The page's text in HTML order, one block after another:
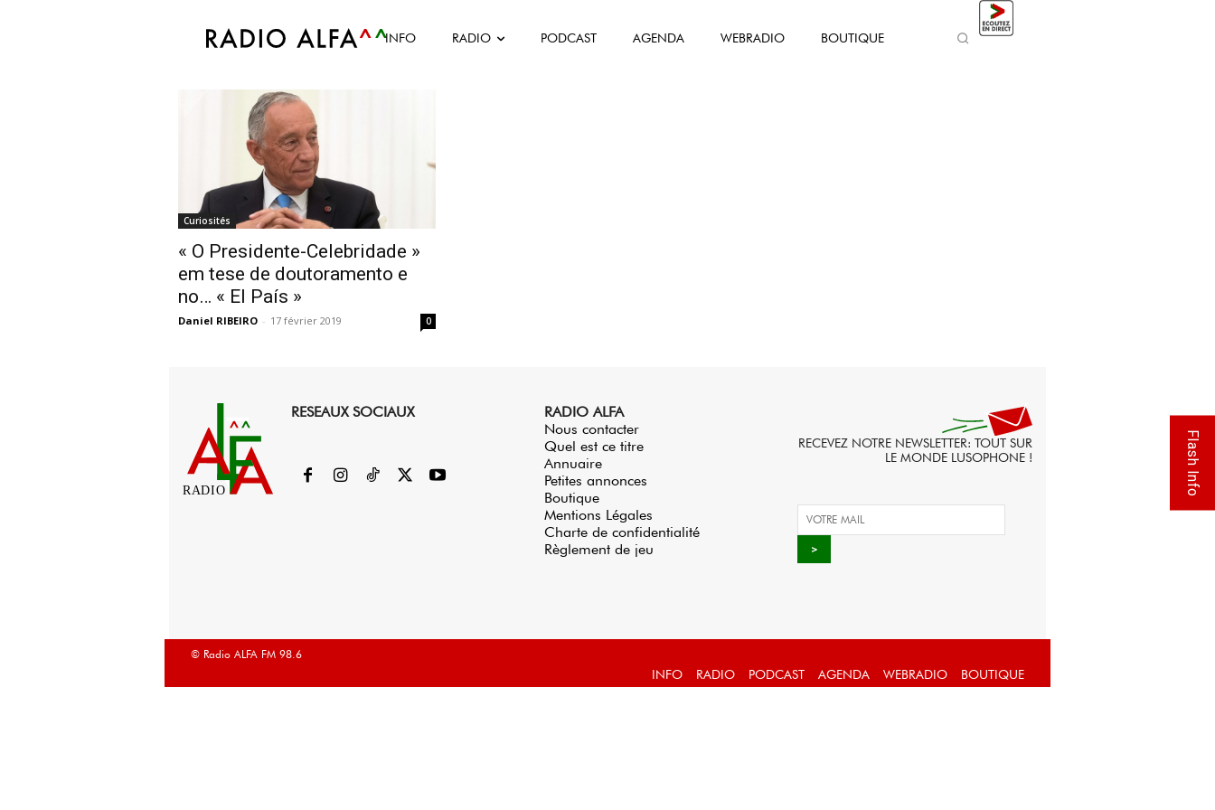
INFO RADIO PODCAST AGENDA WEBRADIO BOUTIQUE
Accueil Tags Presidente Celebridade
Tag: Presidente Celebridade
Curiosités
« O Presidente-Celebridade »
em tese de doutoramento e
no… « El País »
Daniel RIBEIRO - 17 février 2019 0
RADIO
RESEAUX SOCIAUX
RADIO ALFA
Nous contacter
Quel est ce titre
Annuaire
Petites annonces
Boutique
Mentions Légales
Charte de confidentialité
Règlement de jeu
RECEVEZ NOTRE NEWSLETTER: TOUT SUR
LE MONDE LUSOPHONE !
© Radio ALFA FM 98.6
INFO RADIO PODCAST AGENDA WEBRADIO BOUTIQUE
Flash Info